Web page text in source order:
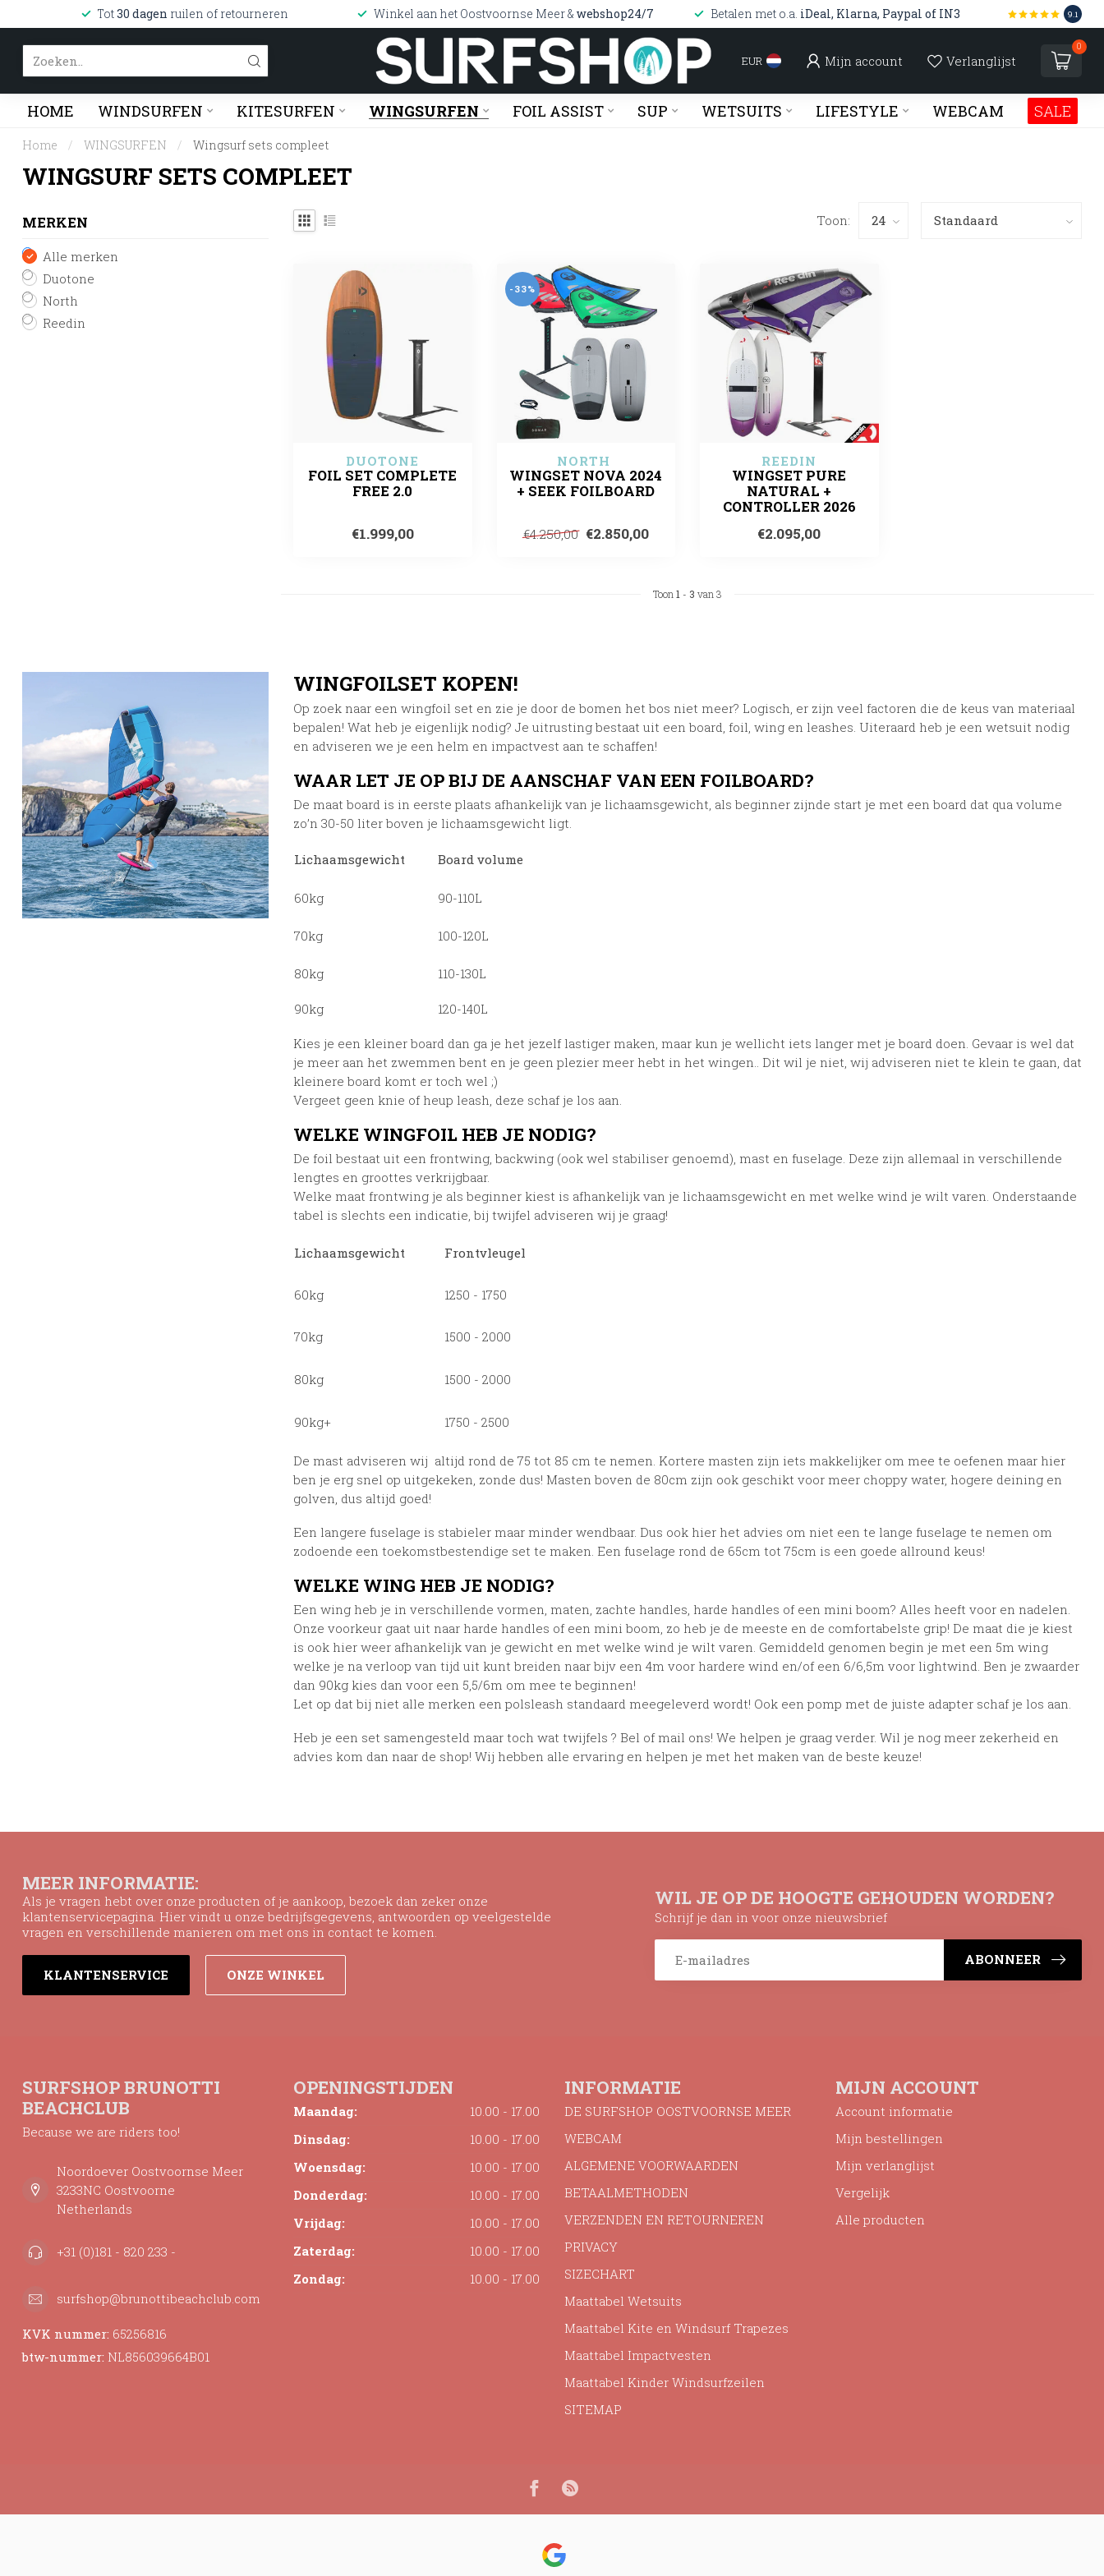
Tot30 dagen ruilen of retourneren Winkel aan het Oostvoornse Meer & webshop24/7 Betalen met o.a. iDeal, Klarna, Paypal of IN3 9.1
EUR Mijn account Verlanglijst
0
HOME WINDSURFEN KITESURFEN WINGSURFEN FOIL ASSIST SUP WETSUITS LIFESTYLE WEBCAM SALE
Home / WINGSURFEN / Wingsurf sets compleet
WINGSURF SETS COMPLEET
MERKEN
Alle merken
Duotone
North
Reedin
Toon:
DUOTONE
FOIL SET COMPLETE
FREE 2.0
€1.999,00
-33%
NORTH
WINGSET NOVA 2024
+ SEEK FOILBOARD
€4.250,00 €2.850,00
REEDIN
WINGSET PURE
NATURAL +
CONTROLLER 2026
€2.095,00
Toon 1 - 3 van 3
WINGFOILSET KOPEN!
Op zoek naar een wingfoil set en zie je door de bomen het bos niet meer? Logisch, er zijn veel factoren die de keus van materiaal
bepalen! Wat heb je eigenlijk nodig? Je uitrusting bestaat uit een board, foil, wing en leashes. Uiteraard heb je een wetsuit nodig
en adviseren we je een helm en impactvest aan te schaffen!
WAAR LET JE OP BIJ DE AANSCHAF VAN EEN FOILBOARD?
De maat board is in eerste plaats afhankelijk van je lichaamsgewicht, als beginner zijnde start je met een board dat qua volume
zo’n 30-50 liter boven je lichaamsgewicht ligt.
Lichaamsgewicht Board volume
60kg 90-110L
70kg 100-120L
80kg 110-130L
90kg 120-140L
Kies je een kleiner board dan ga je het jezelf lastiger maken, maar kun je wellicht iets langer met je board doen. Gevaar is wel dat
je meer aan het zwemmen bent en je geen plezier meer hebt in het wingen.. Dit wil je niet, wij adviseren niet te klein te gaan, dat
kleinere board komt er toch wel ;)
Vergeet geen knie of heup leash, deze schaf je los aan.
WELKE WINGFOIL HEB JE NODIG?
De foil bestaat uit een frontwing, backwing (ook wel stabiliser genoemd), mast en fuselage. Deze zijn allemaal in verschillende
lengtes en groottes verkrijgbaar.
Welke maat frontwing je als beginner kiest is afhankelijk van je lichaamsgewicht en met welke wind je wilt varen. Onderstaande
tabel is slechts een indicatie, bij twijfel adviseren wij je graag!
Lichaamsgewicht Frontvleugel
60kg 1250 - 1750
70kg 1500 - 2000
80kg 1500 - 2000
90kg+ 1750 - 2500
De mast adviseren wij altijd rond de 75 tot 85 cm te nemen. Kortere masten zijn iets makkelijker om mee te oefenen maar hier
ben je erg snel op uitgekeken, zonde dus! Masten boven de 80cm zijn ook geschikt voor meer choppy water, hogere deining en
golven, dus altijd goed!
Een langere fuselage is stabieler maar minder wendbaar. Dus ook hier het advies om niet een te lange fuselage te nemen om
zodoende een toekomstbestendige set te maken. Een fuselage rond de 65cm tot 75cm is een goede allround keus!
WELKE WING HEB JE NODIG?
Een wing heb je in verschillende vormen, maten, zachte handles, harde handles of een mini boom? Alles heeft voor en nadelen.
Onze voorkeur gaat uit naar harde handles of een mini boom, zo heb je de meeste en de comfortabelste grip! De maat die je kiest
is ook hier weer afhankelijk van je gewicht en met welke wind je wilt varen. Gemiddeld genomen begin je met een 5m wing
welke je na verloop van tijd uit kunt breiden naar bijv een 4m voor hardere wind en/of een 6/6,5m voor lightwind. Ben je zwaarder
dan 90kg kies dan voor een 5,5/6m om mee te beginnen!
Let op dat bij niet alle merken een polsleash standaard meegeleverd wordt! Ook een pomp met de juiste adapter schaf je los aan.
Heb je een set samengesteld maar toch wat twijfels ? Bel of mail ons! We helpen je graag verder. Wil je nog meer zekerheid en
advies kom dan naar de shop! Wij hebben alle ervaring en helpen je met het maken van de beste keuze!
MEER INFORMATIE:
Als je vragen hebt over onze producten of je aankoop, bezoek dan zeker onze
klantenservicepagina. Hier vindt u onze bedrijfsgegevens, antwoorden op veelgestelde
vragen en verschillende manieren om met ons in contact te komen.
KLANTENSERVICE ONZE WINKEL
WIL JE OP DE HOOGTE GEHOUDEN WORDEN?
Schrijf je dan in voor onze nieuwsbrief
ABONNEER
SURFSHOP BRUNOTTI
BEACHCLUB
Because we are riders too!
Noordoever Oostvoornse Meer
3233NC Oostvoorne
Netherlands
+31 (0)181 - 820 233 -
surfshop@brunottibeachclub.com
KVK nummer: 65256816
btw-nummer: NL856039664B01
OPENINGSTIJDEN
Maandag:
10.00 - 17.00
Dinsdag:
10.00 - 17.00
Woensdag:
10.00 - 17.00
Donderdag:
10.00 - 17.00
Vrijdag:
10.00 - 17.00
Zaterdag:
10.00 - 17.00
Zondag:
10.00 - 17.00
INFORMATIE
DE SURFSHOP OOSTVOORNSE MEER
WEBCAM
ALGEMENE VOORWAARDEN
BETAALMETHODEN
VERZENDEN EN RETOURNEREN
PRIVACY
SIZECHART
Maattabel Wetsuits
Maattabel Kite en Windsurf Trapezes
Maattabel Impactvesten
Maattabel Kinder Windsurfzeilen
SITEMAP
MIJN ACCOUNT
Account informatie
Mijn bestellingen
Mijn verlanglijst
Vergelijk
Alle producten